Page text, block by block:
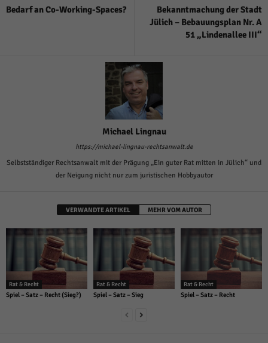
Bedarf an Co-Working-Spaces?
Bekanntmachung der Stadt
Jülich – Bebauungsplan Nr. A
51 „Lindenallee III“
Michael Lingnau
https://michael-lingnau-rechtsanwalt.de
Selbstständiger Rechtsanwalt mit der Prägung „Ein guter Rat mitten in Jülich“ und
der Neigung nicht nur zum juristischen Hobbyautor
VERWANDTE ARTIKEL MEHR VOM AUTOR
Rat & Recht
Spiel – Satz – Recht (Sieg?)
Rat & Recht
Spiel – Satz – Sieg
Rat & Recht
Spiel – Satz – Recht